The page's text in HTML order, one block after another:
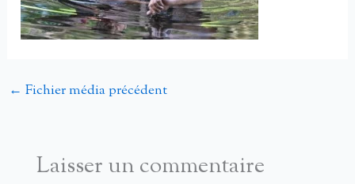
← Fichier média précédent
Laisser un commentaire